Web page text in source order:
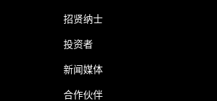
招贤纳士
投资者
新闻媒体
合作伙伴